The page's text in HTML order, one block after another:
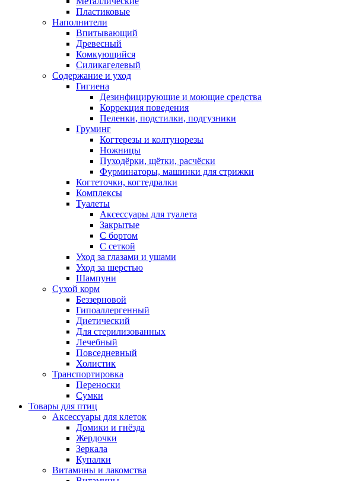
Пластиковые
Наполнители
Впитывающий
Древесный
Комкующийся
Силикагелевый
Содержание и уход
Гигиена
Дезинфицирующие и моющие средства
Коррекция поведения
Пеленки, подстилки, подгузники
Груминг
Когтерезы и колтунорезы
Ножницы
Пуходёрки, щётки, расчёски
Фурминаторы, машинки для стрижки
Когтеточки, когтедралки
Комплексы
Туалеты
Аксессуары для туалета
Закрытые
С бортом
С сеткой
Уход за глазами и ушами
Уход за шерстью
Шампуни
Сухой корм
Беззерновой
Гипоаллергенный
Диетический
Для стерилизованных
Лечебный
Повседневный
Холистик
Транспортировка
Переноски
Сумки
Товары для птиц
Аксессуары для клеток
Домики и гнёзда
Жердочки
Зеркала
Купалки
Витамины и лакомства